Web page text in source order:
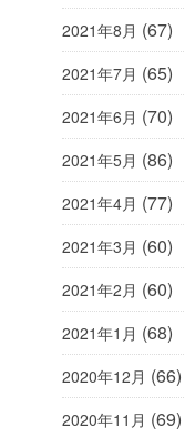
2021年8月 (67)
2021年7月 (65)
2021年6月 (70)
2021年5月 (86)
2021年4月 (77)
2021年3月 (60)
2021年2月 (60)
2021年1月 (68)
2020年12月 (66)
2020年11月 (69)